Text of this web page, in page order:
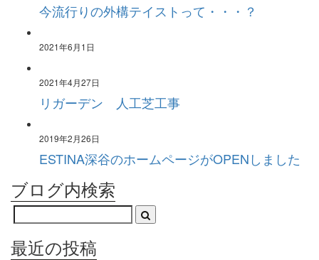
今流行りの外構テイストって・・・？
2021年6月1日
2021年4月27日
リガーデン 人工芝工事
2019年2月26日
ESTINA深谷のホームページがOPENしました
ブログ内検索
最近の投稿